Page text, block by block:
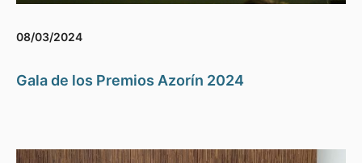
08/03/2024
Gala de los Premios Azorín 2024